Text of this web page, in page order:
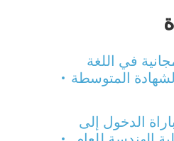
في اللغة
المتوسطة
الدخول إلى